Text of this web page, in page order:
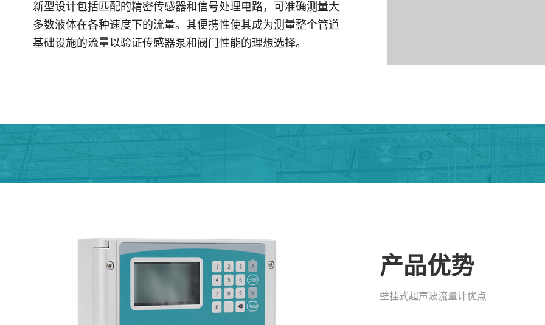
新型设计包括匹配的精密传感器和信号处理电路，可准确测量大
多数液体在各种速度下的流量。其便携性使其成为测量整个管道
基础设施的流量以验证传感器泵和阀门性能的理想选择。
产品优势
壁挂式超声波流量计优点